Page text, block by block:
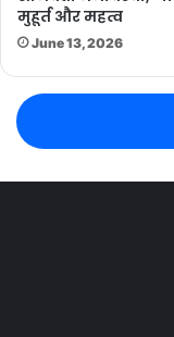
मुहूर्त और महत्व
June 13, 2026